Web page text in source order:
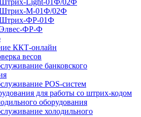
Light-01Ф/02Ф
М-01Ф/02Ф
ФР-01Ф
ФР-Ф
ККТ-онлайн
весов
банковского
POS-систем
для работы со штрих-кодом
оборудования
холодильного